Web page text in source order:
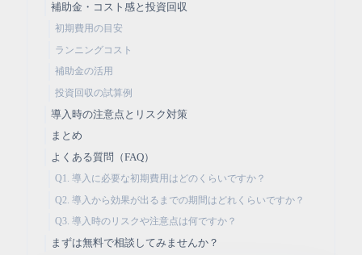
補助金・コスト感と投資回収
初期費用の目安
ランニングコスト
補助金の活用
投資回収の試算例
導入時の注意点とリスク対策
まとめ
よくある質問（FAQ）
Q1. 導入に必要な初期費用はどのくらいですか？
Q2. 導入から効果が出るまでの期間はどれくらいですか？
Q3. 導入時のリスクや注意点は何ですか？
まずは無料で相談してみませんか？